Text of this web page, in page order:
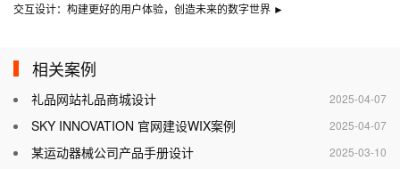
交互设计：构建更好的用户体验，创造未来的数字世界 ►
相关案例
2025-04-07
礼品网站礼品商城设计
2025-04-07
SKY INNOVATION 官网建设WIX案例
2025-03-10
某运动器械公司产品手册设计